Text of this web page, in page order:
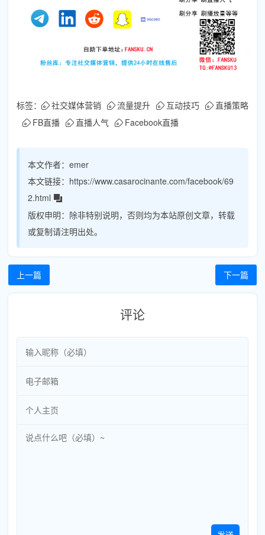
标签： 社交媒体营销 流量提升 互动技巧
直播策略
FB直播
直播人气 Facebook直播
本文作者： emer
本文链接： https://www.casarocinante.com/facebook/69
2.html
版权申明： 除非特别说明，否则均为本站原创文章，转载
或复制请注明出处。
上一篇 下一篇
评论